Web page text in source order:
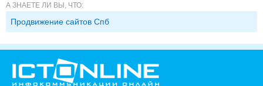
А ЗНАЕТЕ ЛИ ВЫ, ЧТО:
Продвижение сайтов Спб